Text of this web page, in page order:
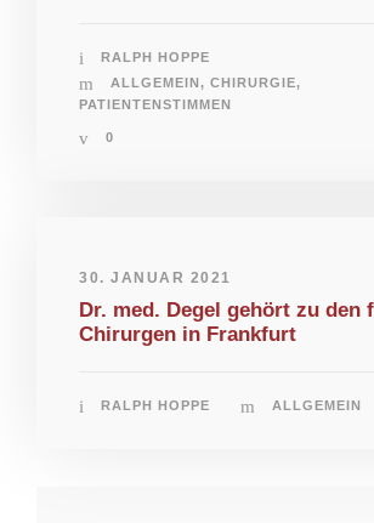
RALPH HOPPE
ALLGEMEIN , CHIRURGIE,
PATIENTENSTIMMEN
0
30. JANUAR 2021
Dr. med. Degel gehört zu den
Chirurgen in Frankfurt
RALPH HOPPE ALLGEMEIN